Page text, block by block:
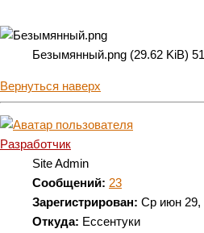
Безымянный.png (29.62 KiB)
Вернуться наверх
Разработчик
Site Admin
Сообщений: 23
Зарегистрирован: Ср июн 29,
Откуда: Ессентуки